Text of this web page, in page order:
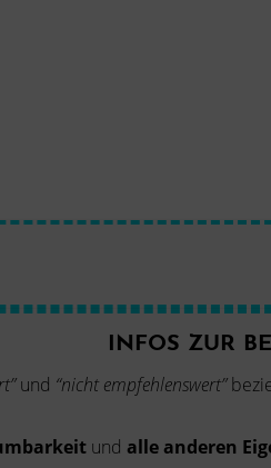
INFOS ZUR
und “nicht empfehlenswert”
und alle anderen